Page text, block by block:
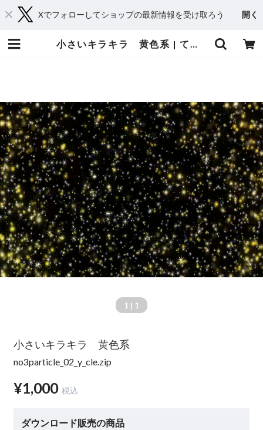
Xでフォローしてショップの最新情報を受け取ろう 開く
小さいキラキラ 黄色系 | てれそ
1 | 1
小さいキラキラ 黄色系
no3particle_02_y_cle.zip
¥1,000 税込
ダウンロード販売の商品